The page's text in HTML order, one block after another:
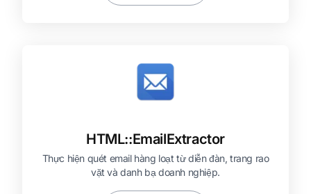
HTML::EmailExtractor
Thực hiện quét email hàng loạt từ diễn đàn, trang rao
vặt và danh bạ doanh nghiệp.